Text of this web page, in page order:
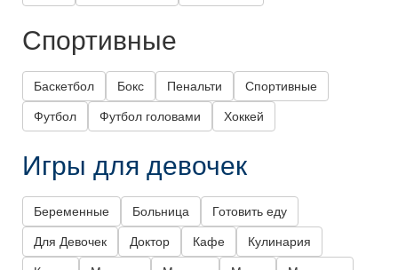
Спортивные
Баскетбол Бокс Пенальти Спортивные
Футбол Футбол головами Хоккей
Игры для девочек
Беременные Больница Готовить еду
Для Девочек Доктор Кафе Кулинария